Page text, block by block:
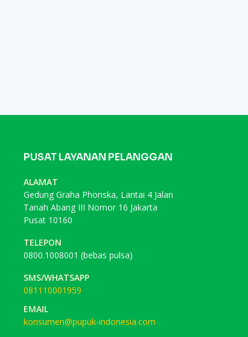
PUSAT LAYANAN PELANGGAN
ALAMAT
Gedung Graha Phonska, Lantai 4 Jalan
Tanah Abang III Nomor 16 Jakarta
Pusat 10160
TELEPON
0800.1008001 (bebas pulsa)
SMS/WHATSAPP
081110001959
EMAIL
konsumen@pupuk-indonesia.com